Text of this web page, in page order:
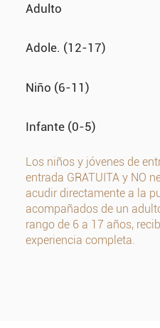
Adulto
Adole. (12-17)
Niño (6-11)
Infante (0-5)
Los niños y jóvenes de
entrada GRATUITA y NO
acudir directamente a la
acompañados de un
rango de 6 a 17 años,
experiencia completa.